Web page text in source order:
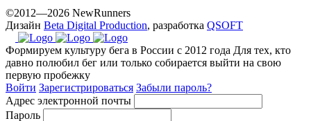
©2012—2026 NewRunners
Дизайн Beta Digital Production, разработка QSOFT
Формируем культуру бега в России с 2012 года Для тех, кто
давно полюбил бег или только собирается выйти на свою
первую пробежку
Войти Зарегистрироваться Забыли пароль?
Адрес электронной почты
Пароль